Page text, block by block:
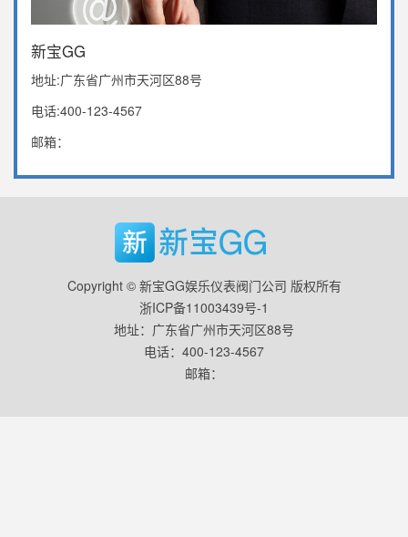
新宝GG
地址:广东省广州市天河区88号
电话:400-123-4567
邮箱：
Copyright © 新宝GG娱乐仪表阀门公司 版权所有
浙ICP备11003439号-1
地址：广东省广州市天河区88号
电话：400-123-4567
邮箱：